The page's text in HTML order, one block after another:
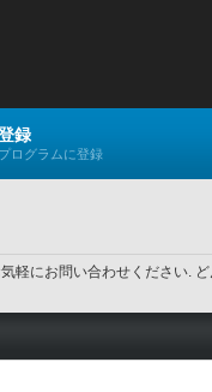
録
プログラムに登録
軽にお問い合わせください.